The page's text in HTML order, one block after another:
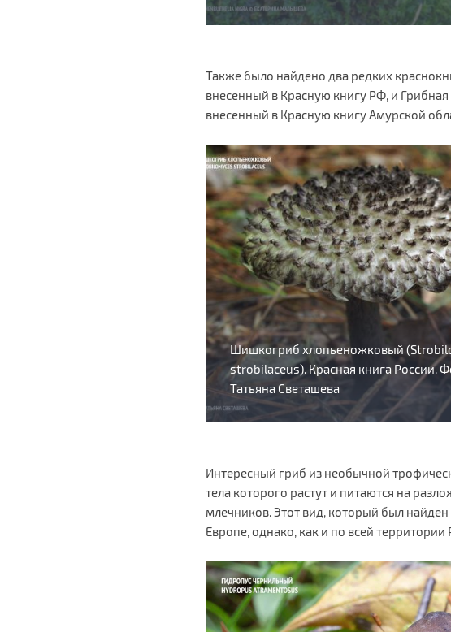
Также было найдено два редких
внесенный в Красную книгу РФ, и
внесенный в Красную книгу Амурской
Шишкогриб хлопьеножковый
strobilaceus). Красная книга России.
Татьяна Светашева
Интересный гриб из необычной
тела которого растут и питаются на
млечников. Этот вид, который был
Европе, однако, как и по всей